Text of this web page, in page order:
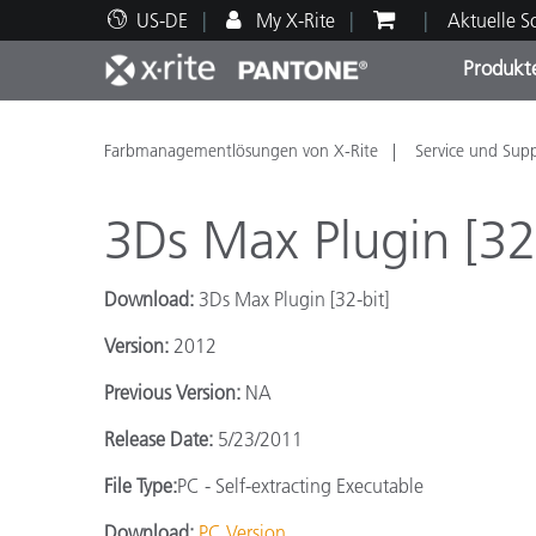
US-DE My X-Rite Aktuelle
Spitzenprodukte
Druck und Verpackung
Automobil
Technischer Support
Pädagogische Ressourcen
Farbmanagementlösungen von X-Rite Service und
3Ds Max Plugin
Download: 3Ds Max Plugin [32-bit]
Version: 2012
Previous Version: NA
Release Date: 5/23/2011
File Type:PC - Self-extracting Executable